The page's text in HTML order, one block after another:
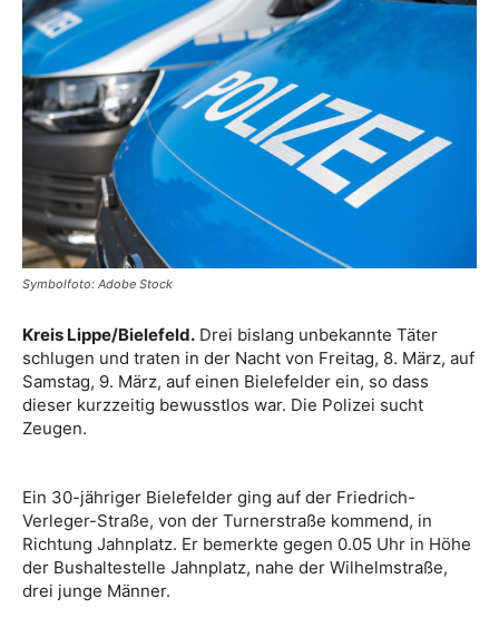
Symbolfoto: Adobe Stock
Kreis Lippe/Bielefeld. Drei bislang unbekannte Täter
schlugen und traten in der Nacht von Freitag, 8. März, auf
Samstag, 9. März, auf einen Bielefelder ein, so dass
dieser kurzzeitig bewusstlos war. Die Polizei sucht
Zeugen.
Ein 30-jähriger Bielefelder ging auf der Friedrich-
Verleger-Straße, von der Turnerstraße kommend, in
Richtung Jahnplatz. Er bemerkte gegen 0.05 Uhr in Höhe
der Bushaltestelle Jahnplatz, nahe der Wilhelmstraße,
drei junge Männer.